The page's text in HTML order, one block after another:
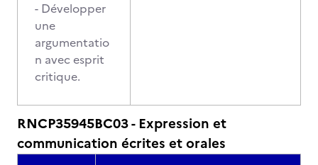
- Développer
une
argumentatio
n avec esprit
critique.
RNCP35945BC03 - Expression et
communication écrites et orales